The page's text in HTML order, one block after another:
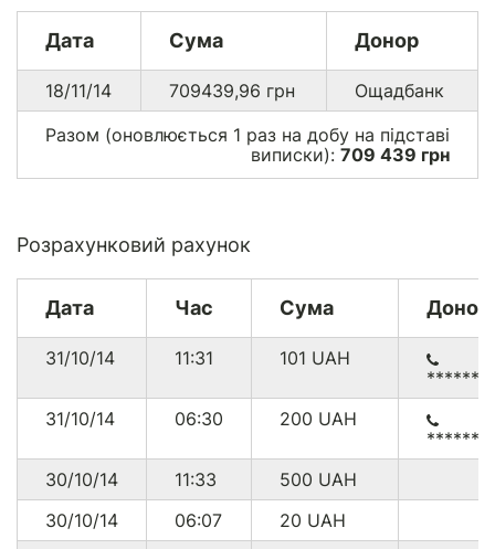
Дата Сума Донор
18/11/14 709439,96 грн
Ощадбанк
Разом (оновлюється 1 раз на добу на підставі
виписки): 709 439 грн
Розрахунковий рахунок
Дата Час Сума Донор
31/10/14 11:31 101 UAH
31/10/14
06:30 200 UAH
30/10/14
11:33 500 UAH
30/10/14
06:07 20 UAH